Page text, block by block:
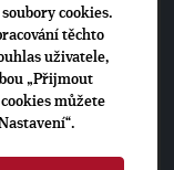
věnuje
cookies.
těchto
uživatele,
„Přijmout
můžete